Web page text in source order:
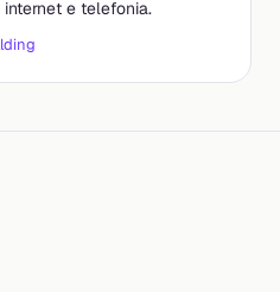
internet e telefonia.